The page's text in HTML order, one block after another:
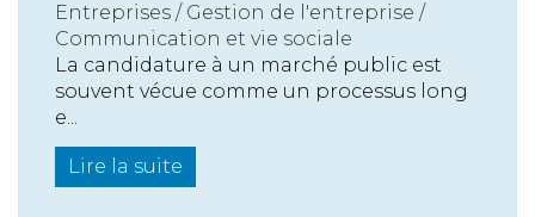
Entreprises / Gestion de l'entreprise /
Communication et vie sociale
La candidature à un marché public est
souvent vécue comme un processus long
e...
Lire la suite